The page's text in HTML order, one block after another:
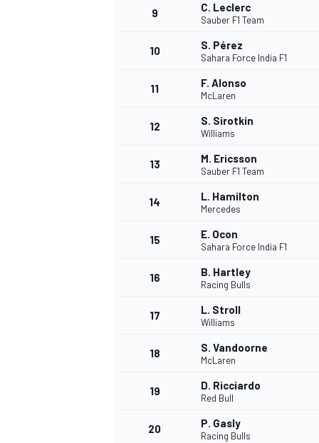
9 C. Leclerc
Sauber F1 Team
10 S. Pérez
Sahara Force India F1
11 F. Alonso
McLaren
12 S. Sirotkin
Williams
13 M. Ericsson
Sauber F1 Team
14 L. Hamilton
Mercedes
15 E. Ocon
Sahara Force India F1
16 B. Hartley
Racing Bulls
17 L. Stroll
Williams
18 S. Vandoorne
McLaren
19 D. Ricciardo
Red Bull
20 P. Gasly
Racing Bulls